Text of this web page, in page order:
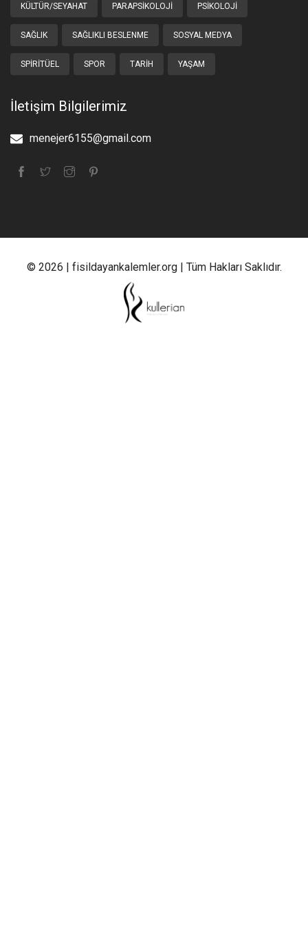
KÜLTÜR/SEYAHAT PARAPSIKOLOJI PSIKOLOJI
SAĞLIK SAĞLIKLI BESLENME SOSYAL MEDYA
SPIRITÜEL SPOR TARIH YAŞAM
İletişim Bilgilerimiz
menejer6155@gmail.com
© 2026 | fisildayankalemler.org | Tüm Hakları Saklıdır.